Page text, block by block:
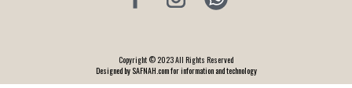
Copyright © 2023 All Rights Reserved
Designed by SAFNAH.com for information and technology